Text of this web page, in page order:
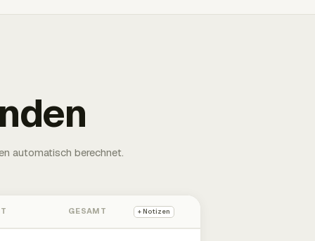
automatisch berechnet.
GESAMT + Notizen